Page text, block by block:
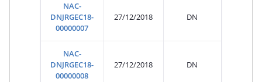
NAC-
DNJRGEC18-
00000007
27/12/2018 DN
NAC-
DNJRGEC18-
00000008
27/12/2018 DN